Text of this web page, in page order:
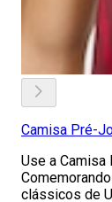
Camisa Pré-
Use a Camisa
clássicos de